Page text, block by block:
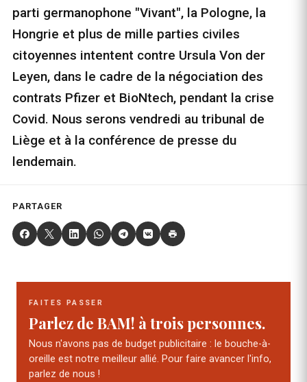
parti germanophone "Vivant", la Pologne, la
Hongrie et plus de mille parties civiles
citoyennes intentent contre Ursula Von der
Leyen, dans le cadre de la négociation des
contrats Pfizer et BioNtech, pendant la crise
Covid. Nous serons vendredi au tribunal de
Liège et à la conférence de presse du
lendemain.
PARTAGER
FAITES PASSER
Parlez de BAM! à trois personnes.
Nous n'avons pas de budget publicitaire : le bouche-à-
oreille est notre meilleur allié. Pour faire avancer l'info,
parlez de nous !